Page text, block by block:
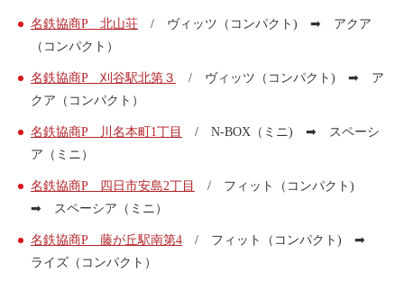
カリテコの魅力
BMW/MINI
シーン別車種のご案内
快適カーシェアリング
乗り乗り連携サービス
名鉄協商P 北山荘 / ヴィッツ（コンパクト) ➡ アクア
（コンパクト）
名鉄協商P 刈谷駅北第３
/ ヴィッツ（コンパクト) ➡ ア
クア（コンパクト）
名鉄協商P 川名本町1丁目
/ N-BOX（ミニ) ➡ スペーシ
ア（ミニ）
名鉄協商P 四日市安島2丁目
/ フィット（コンパクト)
➡ スペーシア（ミニ）
名鉄協商P 藤が丘駅南第4 / フィット（コンパクト) ➡
ライズ（コンパクト）